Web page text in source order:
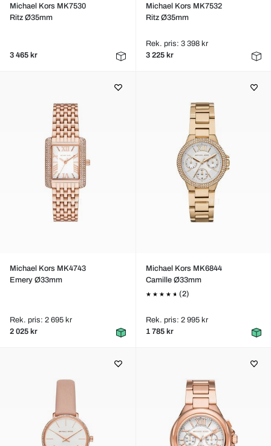
Michael Kors MK7530
Ritz Ø35mm
3 465 kr
Michael Kors MK7532
Ritz Ø35mm
Rek. pris: 3 398 kr
3 225 kr
Michael Kors MK4743
Emery Ø33mm
Rek. pris: 2 695 kr
2 025 kr
Michael Kors MK6844
Camille Ø33mm
(2)
Rek. pris: 2 995 kr
1 785 kr